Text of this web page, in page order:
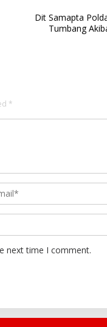
Dit Samapta
Tumbang
*
next time I comment.